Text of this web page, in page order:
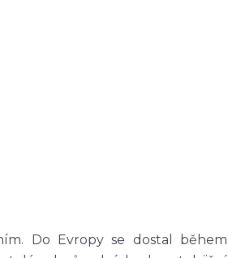
Do Evropy se dostal během